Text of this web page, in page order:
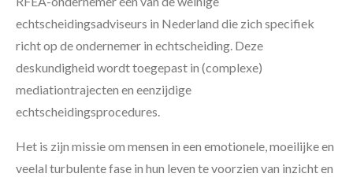
echtscheidingsadviseurs in Nederland die zich specifiek
richt op de ondernemer in echtscheiding. Deze
deskundigheid wordt toegepast in (complexe)
mediationtrajecten en eenzijdige
echtscheidingsprocedures.
Het is zijn missie om mensen in een emotionele, moeilijke en
veelal turbulente fase in hun leven te voorzien van inzicht en